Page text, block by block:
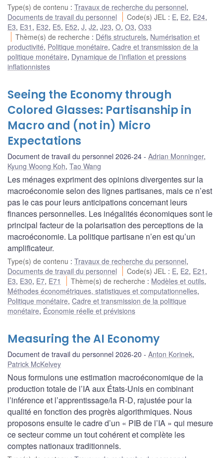
Type(s) de contenu : Travaux de recherche du personnel,
Documents de travail du personnel
Code(s) JEL : E, E2, E24,
E3, E31 , E32, E5, E52, J, J2, J23, O, O3, O33
Thème(s) de recherche : Défis structurels, Numérisation et
productivité, Politique monétaire, Cadre et transmission de la
politique monétaire, Dynamique de l’inflation et pressions
inflationnistes
Seeing the Economy through
Colored Glasses: Partisanship in
Macro and (not in) Micro
Expectations
Document de travail du personnel 2026-24 Adrian Monninger,
Kyung Woong Koh, Tao Wang
Les ménages expriment des opinions divergentes sur la
macroéconomie selon des lignes partisanes, mais ce n’est
pas le cas pour leurs anticipations concernant leurs
finances personnelles. Les inégalités économiques sont le
principal facteur de la polarisation des perceptions de la
macroéconomie. La politique partisane n’en est qu’un
amplificateur.
Type(s) de contenu : Travaux de recherche du personnel,
Documents de travail du personnel
Code(s) JEL : E, E2, E21 ,
E3, E30, E7, E71 Thème(s) de recherche : Modèles et outils,
Méthodes économétriques, statistiques et computationnelles,
Politique monétaire, Cadre et transmission de la politique
monétaire, Économie réelle et prévisions
Measuring the AI Economy
Document de travail du personnel 2026-20 Anton Korinek,
Patrick McKelvey
Nous formulons une estimation macroéconomique de la
production totale de l’IA aux États-Unis en combinant
l’inférence et l’apprentissage/la R-D, rajustée pour la
qualité en fonction des progrès algorithmiques. Nous
proposons ensuite le cadre d’un « PIB de l’IA » qui mesure
ce secteur comme un tout cohérent et complète les
comptes nationaux traditionnels.